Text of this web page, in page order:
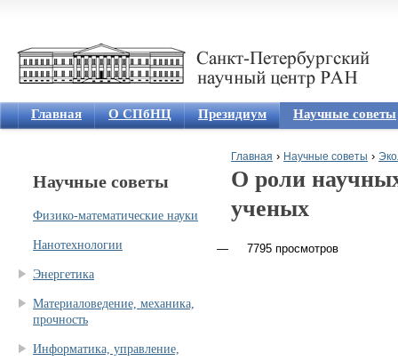
Главная О СПбНЦ Президиум Научные советы
Вы здесь
Главная › Научные советы ›
О роли
ученых
7795 просмотров
Научные советы
Физико-математические науки
Нанотехнологии
Энергетика
Материаловедение, механика,
прочность
Информатика, управление,